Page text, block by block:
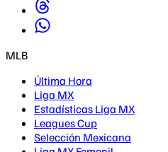
MLB
Última Hora
Liga MX
Estadísticas Liga MX
Leagues Cup
Selección Mexicana